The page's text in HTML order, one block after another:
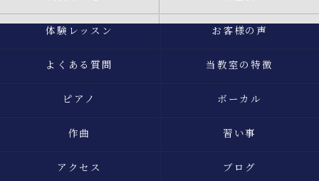
体験レッスン お客様の声
よくある質問 当教室の特徴
ピアノ ボーカル
作曲 習い事
アクセス ブログ